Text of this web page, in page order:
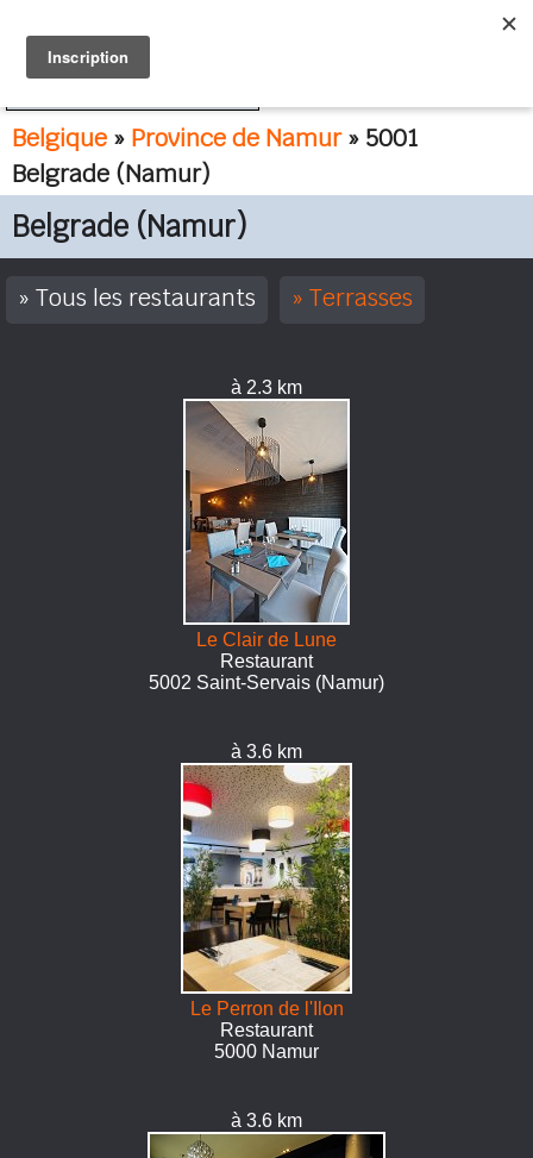
Belgique » Province de Namur» 5001
Belgrade (Namur)
Belgrade (Namur)
Tous les restaurants Terrasses
à 2.3 km
Le Clair de Lune
Restaurant
5002 Saint-Servais (Namur)
à 3.6 km
Le Perron de l'Ilon
Restaurant
5000 Namur
à 3.6 km